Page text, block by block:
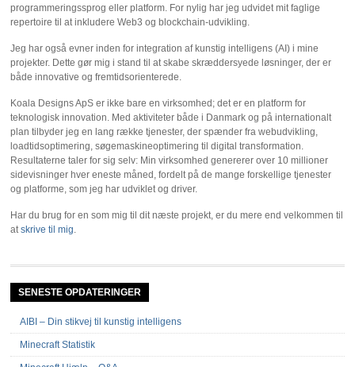
programmeringssprog eller platform. For nylig har jeg udvidet mit faglige
repertoire til at inkludere Web3 og blockchain-udvikling.
Jeg har også evner inden for integration af kunstig intelligens (AI) i mine
projekter. Dette gør mig i stand til at skabe skræddersyede løsninger, der er
både innovative og fremtidsorienterede.
Koala Designs ApS er ikke bare en virksomhed; det er en platform for
teknologisk innovation. Med aktiviteter både i Danmark og på internationalt
plan tilbyder jeg en lang række tjenester, der spænder fra webudvikling,
loadtidsoptimering, søgemaskineoptimering til digital transformation.
Resultaterne taler for sig selv: Min virksomhed genererer over 10 millioner
sidevisninger hver eneste måned, fordelt på de mange forskellige tjenester
og platforme, som jeg har udviklet og driver.
Har du brug for en som mig til dit næste projekt, er du mere end velkommen til
atskrive til mig.
SENESTE OPDATERINGER
AIBI – Din stikvej til kunstig intelligens
Minecraft Statistik